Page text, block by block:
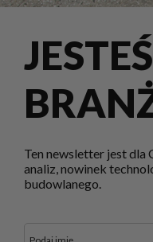
Ten newsletter jest dla
analiz, nowinek
budowlanego.